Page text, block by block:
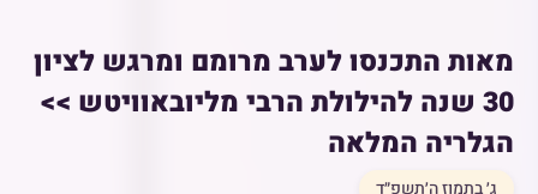
מאות התכנסו לערב מרומם ומרגש לציון
30 שנה להילולת הרבי מליובאוויטש >>
הגלריה המלאה